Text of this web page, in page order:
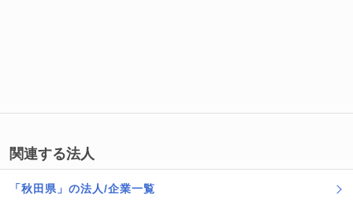
関連する法人
「秋田県」の法人/企業一覧